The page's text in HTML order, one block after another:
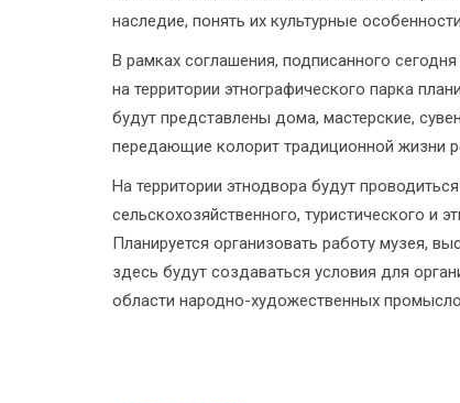
наследие, понять их культурные
В рамках соглашения, подписанного
на территории этнографического парка
будут представлены дома, мастерские,
передающие колорит традиционной жизни
На территории этнодвора будут
сельскохозяйственного, туристического и
Планируется организовать работу музея,
здесь будут создаваться условия для
области народно-художественных